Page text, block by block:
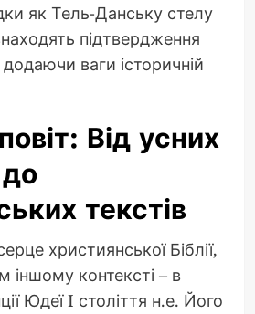
як Тель-Данську стелу
підтвердження
додаючи ваги історичній
Від усних
текстів
християнської Біблії,
іншому контексті – в
Юдеї I століття н.е. Його